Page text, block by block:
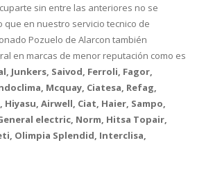
sin entre las anteriores no se
en nuestro servicio tecnico de
Pozuelo de Alarcon también
en marcas de menor reputación como es
Junkers, Saivod, Ferroli, Fagor,
Mcquay, Ciatesa, Refag,
Airwell, Ciat, Haier, Sampo,
electric, Norm, Hitsa Topair,
Olimpia Splendid, Interclisa,